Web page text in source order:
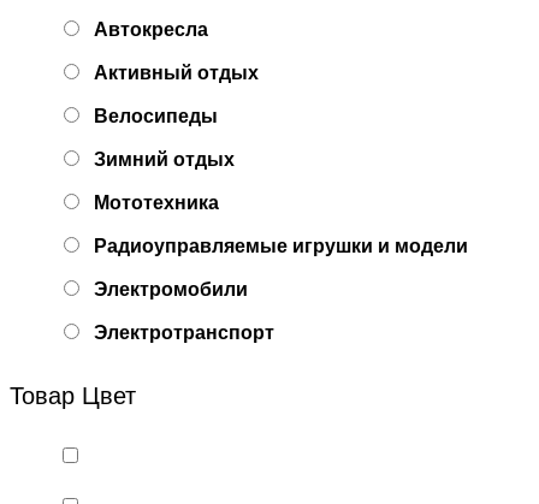
Автокресла
Активный отдых
Велосипеды
Зимний отдых
Мототехника
Радиоуправляемые игрушки и модели
Электромобили
Электротранспорт
Товар Цвет